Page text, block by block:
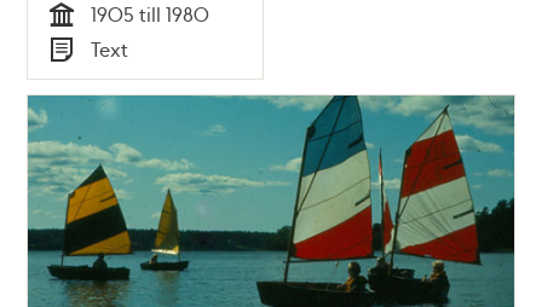
Tid
1905 till 1980
Typ
Text